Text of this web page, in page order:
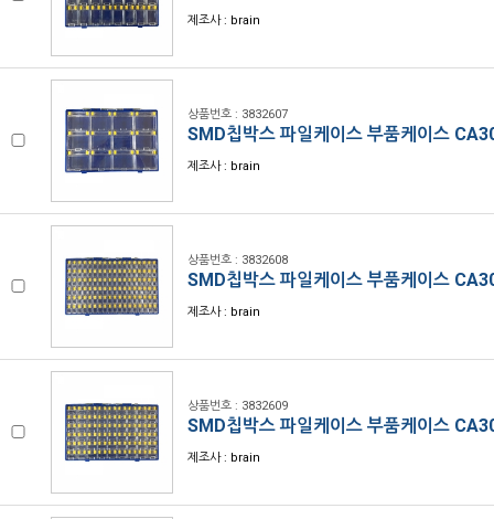
제조사 : brain
상품번호 : 3832607
SMD칩박스 파일케이스 부품케이스
제조사 : brain
상품번호 : 3832608
SMD칩박스 파일케이스 부품케이스
제조사 : brain
상품번호 : 3832609
SMD칩박스 파일케이스 부품케이스
제조사 : brain